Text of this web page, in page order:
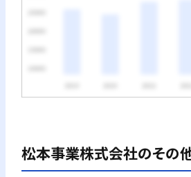
松本事業株式会社のその